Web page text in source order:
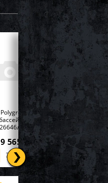
565i
Экономия